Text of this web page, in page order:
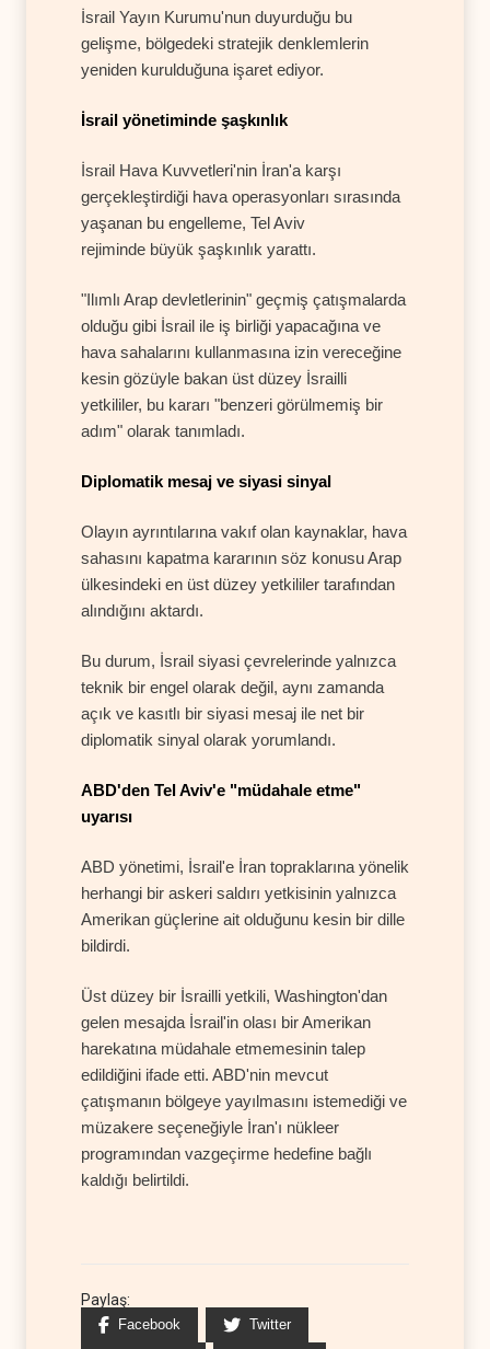
İsrail Yayın Kurumu'nun duyurduğu bu
gelişme, bölgedeki stratejik denklemlerin
yeniden kurulduğuna işaret ediyor.
İsrail yönetiminde şaşkınlık
İsrail Hava Kuvvetleri'nin İran'a karşı
gerçekleştirdiği hava operasyonları sırasında
yaşanan bu engelleme, Tel Aviv
rejiminde büyük şaşkınlık yarattı.
"Ilımlı Arap devletlerinin" geçmiş çatışmalarda
olduğu gibi İsrail ile iş birliği yapacağına ve
hava sahalarını kullanmasına izin vereceğine
kesin gözüyle bakan üst düzey İsrailli
yetkililer, bu kararı "benzeri görülmemiş bir
adım" olarak tanımladı.
Diplomatik mesaj ve siyasi sinyal
Olayın ayrıntılarına vakıf olan kaynaklar, hava
sahasını kapatma kararının söz konusu Arap
ülkesindeki en üst düzey yetkililer tarafından
alındığını aktardı.
Bu durum, İsrail siyasi çevrelerinde yalnızca
teknik bir engel olarak değil, aynı zamanda
açık ve kasıtlı bir siyasi mesaj ile net bir
diplomatik sinyal olarak yorumlandı.
ABD'den Tel Aviv'e "müdahale etme"
uyarısı
ABD yönetimi, İsrail'e İran topraklarına yönelik
herhangi bir askeri saldırı yetkisinin yalnızca
Amerikan güçlerine ait olduğunu kesin bir dille
bildirdi.
Üst düzey bir İsrailli yetkili, Washington'dan
gelen mesajda İsrail'in olası bir Amerikan
harekatına müdahale etmemesinin talep
edildiğini ifade etti. ABD'nin mevcut
çatışmanın bölgeye yayılmasını istemediği ve
müzakere seçeneğiyle İran'ı nükleer
programından vazgeçirme hedefine bağlı
kaldığı belirtildi.
Paylaş:
Facebook Twitter